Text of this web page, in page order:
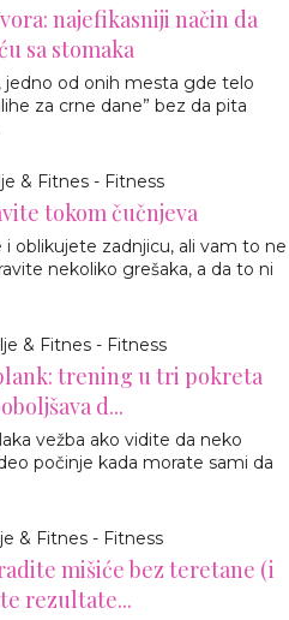
najefikasniji način da
sa stomaka
jedno od onih mesta gde telo
za crne dane” bez da pita
& Fitnes - Fitness
tokom čučnjeva
oblikujete zadnjicu, ali vam to ne
nekoliko grešaka, a da to ni
& Fitnes - Fitness
trening u tri pokreta
d...
vežba ako vidite da neko
počinje kada morate sami da
& Fitnes - Fitness
mišiće bez teretane (i
rezultate...